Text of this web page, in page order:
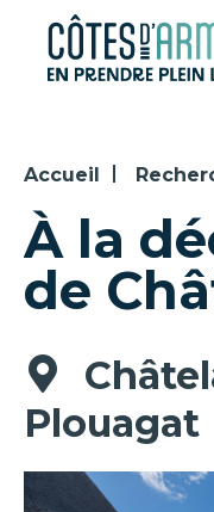
Panneau de gestion
Accueil
À la
de
Plouagat